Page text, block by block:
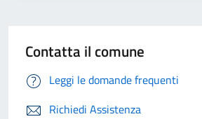
Contatta il comune
Leggi le domande frequenti
Richiedi Assistenza